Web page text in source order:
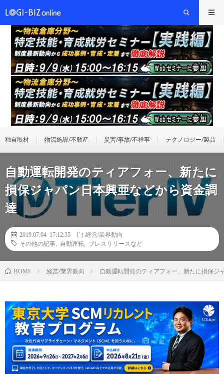
独自取材 物流施設/不動産 災害/事故/不祥事 テクノロジー/製品
自動運転開発のティアフォー、新たに
損保ジャパン日本興亜などから資金調
達
2019.07.04 17:12:35
経営/業界動向
その他の記事
自動運転 プレスリリースなど
HOME 経営/業界動向 自動運転開発のティアフォー、新たに損保ジ